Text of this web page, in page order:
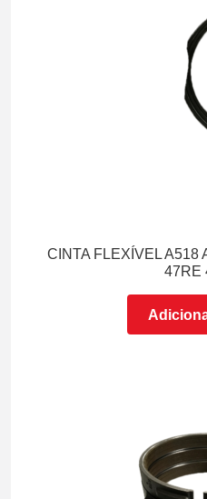
CINTA FLEXÍVEL A518
47RE